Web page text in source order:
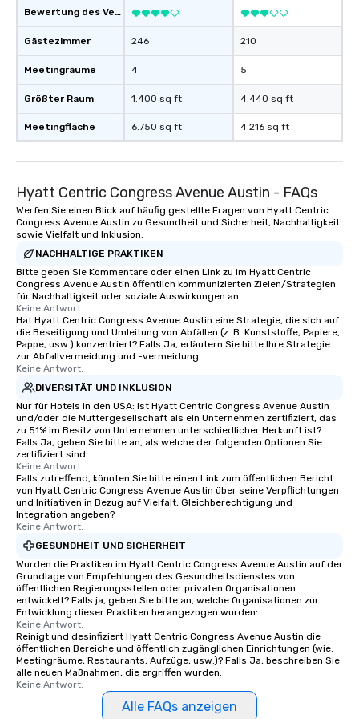
Feel Like a VIP at Each Stop With Lip
Smacking Foodie Tours, you and your
group members never have to worry
restaurant or being shown to a less
than desirable table. On our tours,
everyone is treated like a VIP with
immediate seating upon arrival.
a special warm welcome personally
be printed featuring your logo, too,
which can be an added bonus for all
those Instagram moments you share.
as well as an event photographer. And
for groups that desire an extra luxe
experience, we can also arrange for
an evening helicopter ride over the
glittering lights of The Strip. A
Memorable Experience for All Lip
Smacking Foodie Tours offers a way
experienced, and all are sure to
remember. Our one-of-a-kind tours
are special, from the first stop to the
last. It’s an experience that attendees
will reminisce about long after they
leave. Location, Location, Location
One of the best reasons to book is the
experience is designed. All
restaurants are within an easy
walking distance of each other. The
short stroll allows your group
members a chance to engage in prime
networking opportunities before
heading to the next place on your tour
itinerary. You Get a Dinner and a Show
Our tours offer an exquisite feast plus
entertainment. All tours include a
Bewertung des Veranstaltungsortes
Gästezimmer
Meetingräume
Größter Raum
Meetingfläche
246
4
1.400 sq ft
6.750 sq ft
210
5
4.440 sq ft
4.216 sq ft
Hyatt Centric Congress Avenue Austin - FAQs
Werfen Sie einen Blick auf häufig gestellte Fragen von Hyatt Centric
Congress Avenue Austin zu Gesundheit und Sicherheit, Nachhaltigkeit
sowie Vielfalt und Inklusion.
NACHHALTIGE PRAKTIKEN
Bitte geben Sie Kommentare oder einen Link zu im Hyatt Centric
Congress Avenue Austin öffentlich kommunizierten Zielen/Strategien
für Nachhaltigkeit oder soziale Auswirkungen an.
Keine Antwort.
Hat Hyatt Centric Congress Avenue Austin eine Strategie, die sich auf
die Beseitigung und Umleitung von Abfällen (z. B. Kunststoffe, Papiere,
Pappe, usw.) konzentriert? Falls Ja, erläutern Sie bitte Ihre Strategie
zur Abfallvermeidung und -vermeidung.
Keine Antwort.
DIVERSITÄT UND INKLUSION
Nur für Hotels in den USA: Ist Hyatt Centric Congress Avenue Austin
und/oder die Muttergesellschaft als ein Unternehmen zertifiziert, das
zu 51% im Besitz von Unternehmen unterschiedlicher Herkunft ist?
Falls Ja, geben Sie bitte an, als welche der folgenden Optionen Sie
zertifiziert sind:
Keine Antwort.
Falls zutreffend, könnten Sie bitte einen Link zum öffentlichen Bericht
von Hyatt Centric Congress Avenue Austin über seine Verpflichtungen
und Initiativen in Bezug auf Vielfalt, Gleichberechtigung und
Integration angeben?
Keine Antwort.
GESUNDHEIT UND SICHERHEIT
Wurden die Praktiken im Hyatt Centric Congress Avenue Austin auf der
Grundlage von Empfehlungen des Gesundheitsdienstes von
öffentlichen Regierungsstellen oder privaten Organisationen
entwickelt? Falls ja, geben Sie bitte an, welche Organisationen zur
Entwicklung dieser Praktiken herangezogen wurden:
Keine Antwort.
Reinigt und desinfiziert Hyatt Centric Congress Avenue Austin die
öffentlichen Bereiche und öffentlich zugänglichen Einrichtungen (wie:
Meetingräume, Restaurants, Aufzüge, usw.)? Falls Ja, beschreiben Sie
alle neuen Maßnahmen, die ergriffen wurden.
Keine Antwort.
Alle FAQs anzeigen